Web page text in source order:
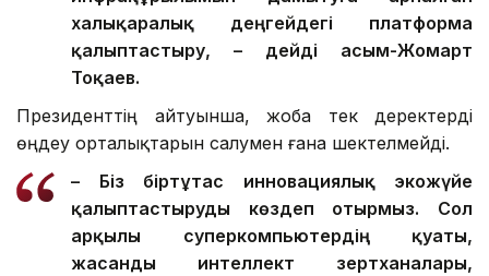
халықаралық деңгейдегі платформа
қалыптастыру, – дейді Қасым-Жомарт
Тоқаев.
Президенттің айтуынша, жоба тек деректерді
өңдеу орталықтарын салумен ғана шектелмейді.
– Біз біртұтас инновациялық экожүйе
қалыптастыруды көздеп отырмыз. Сол
арқылы суперкомпьютердің қуаты,
жасанды интеллект зертханалары,